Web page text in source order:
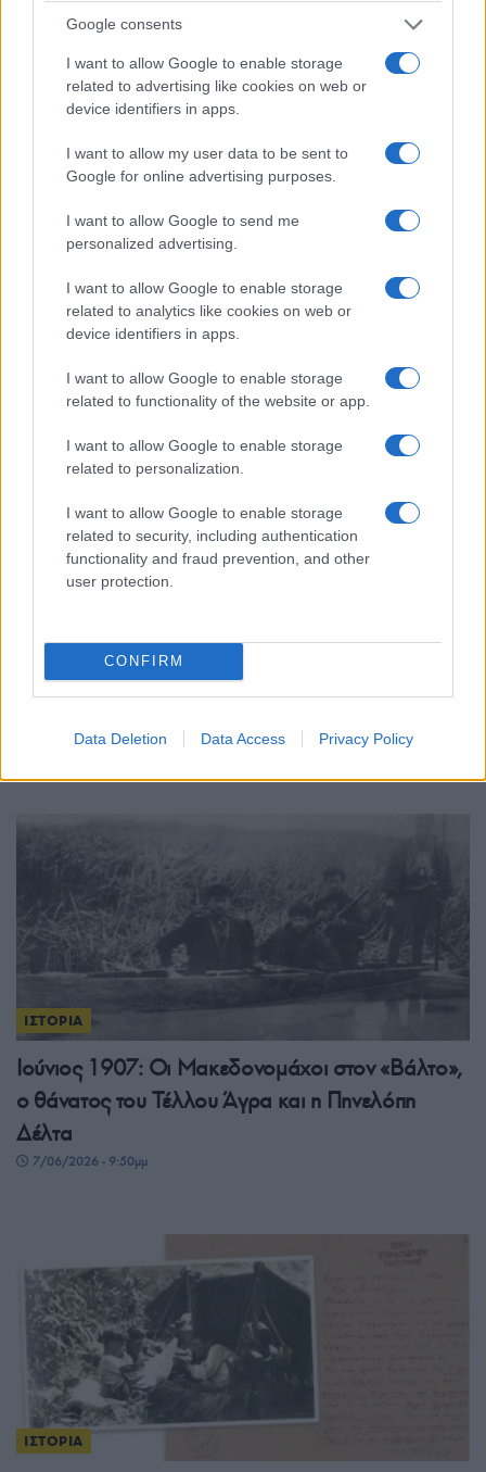
Google consents
I want to allow Google to enable storage
related to advertising like cookies on web or
device identifiers in apps.
I want to allow my user data to be sent to
Google for online advertising purposes.
I want to allow Google to send me
personalized advertising.
I want to allow Google to enable storage
related to analytics like cookies on web or
device identifiers in apps.
I want to allow Google to enable storage
related to functionality of the website or app.
I want to allow Google to enable storage
related to personalization.
I want to allow Google to enable storage
related to security, including authentication
functionality and fraud prevention, and other
user protection.
CONFIRM
Data Deletion Data Access Privacy Policy
ΙΣΤΟΡΙΑ
Από τις φλόγες του Αϊβαλιού στα Δερβενάκια –
Οι άγνωστοι Μικρασιάτες αγωνιστές του 1821
2/07/2026 - 1:26μμ
«Από πού είστε;»: Τα έγγραφα που χρειάζονταν οι
πρόσφυγες για να ξαναχτίσουν τη ζωή τους στην
11/06/2026 - 9:55πμ
ΙΣΤΟΡΙΑ
Ιούνιος 1907: Οι Μακεδονομάχοι στον «Βάλτο»,
ο θάνατος του Τέλλου Άγρα και η Πηνελόπη
Δέλτα
7/06/2026 - 9:50μμ
ΙΣΤΟΡΙΑ